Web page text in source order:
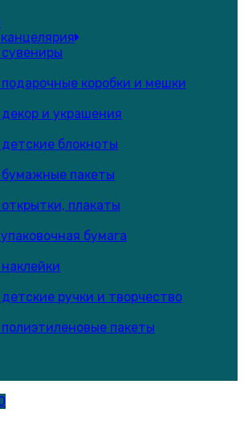
коробки и мешки
и украшения
блокноты
пакеты
плакаты
бумага
ручки и творчество
пакеты